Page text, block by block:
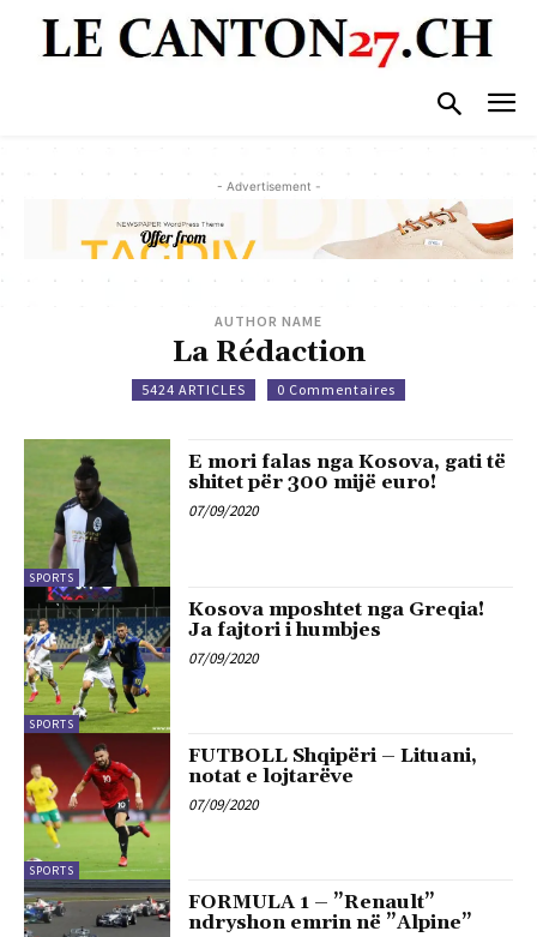
- Advertisement -
AUTHOR NAME
La Rédaction
5424 ARTICLES 0 Commentaires
SPORTS
E mori falas nga Kosova, gati të
shitet për 300 mijë euro!
07/09/2020
SPORTS
Kosova mposhtet nga Greqia!
Ja fajtori i humbjes
07/09/2020
SPORTS
FUTBOLL Shqipëri – Lituani,
notat e lojtarëve
07/09/2020
FORMULA 1 – ”Renault”
ndryshon emrin në ”Alpine”